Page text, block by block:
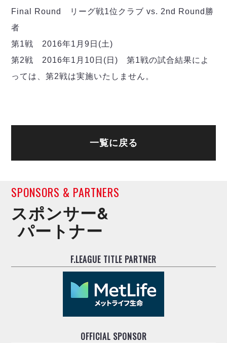
バサジィ大分
選手の通算記録（Ｆ２）
ヴォスクオーレ仙台
マルバ水戸FC
ポルセイド浜田
Final Round リーグ戦1位クラブ vs. 2nd Round勝
者
第1戦 2016年1月9日(土)
第2戦 2016年1月10日(日) 第1戦の試合結果によ
っては、第2戦は実施いたしません。
一覧に戻る
SPONSORS & PARTNERS
スポンサー&
パートナー
F.LEAGUE TITLE PARTNER
OFFICIAL SPONSOR